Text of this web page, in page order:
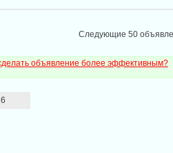
Следующие 50
объявление более эффективным?